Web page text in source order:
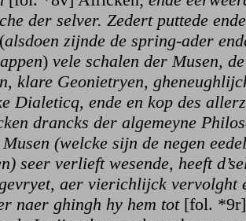
der selver. Zedert puttede
alsdoen zijnde de spring-ader
) vele schalen der Musen,
klare Geonietryen,
Dialeticq, ende en kop des
drancks der algemeyne
(welcke sijn de negen
seer verlieft wesende, heeft
aer vierichlijck vervolght
naer ghingh hy hem tot[fol. *9r]